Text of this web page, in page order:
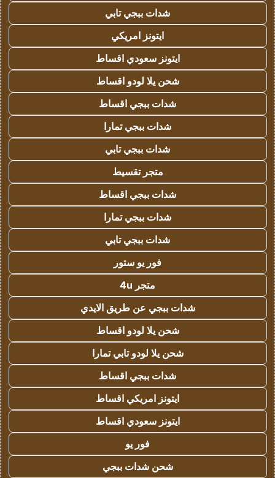
شدات ببجي تابي
ايتونز امريكي
ايتونز سعودي اقساط
شحن يلا لودو اقساط
شدات ببجي اقساط
شدات ببجي تمارا
شدات ببجي تابي
متجر تقسيط
شدات ببجي اقساط
شدات ببجي تمارا
شدات ببجي تابي
فور يو ستور
متجر 4u
شدات ببجي عن طريق الايدي
شحن يلا لودو اقساط
شحن يلا لودو تابي تمارا
شدات ببجي اقساط
ايتونز امريكي اقساط
ايتونز سعودي اقساط
فور يو
شحن شدات ببجي